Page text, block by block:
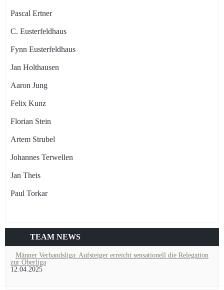
Pascal Ertner
C. Eusterfeldhaus
Fynn Eusterfeldhaus
Jan Holthausen
Aaron Jung
Felix Kunz
Florian Stein
Artem Strubel
Johannes Terwellen
Jan Theis
Paul Torkar
TEAM NEWS
Männer Verbandsliga: Aufsteiger erreicht sensationell die Relegation
zur Oberliga
12.04.2025